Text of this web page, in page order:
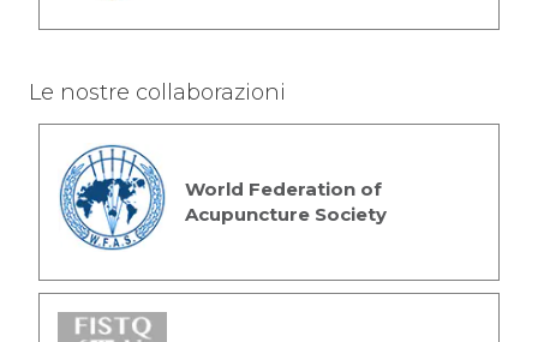
Le nostre collaborazioni
World Federation of
Acupuncture Society